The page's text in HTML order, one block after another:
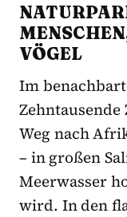
VÖGEL
Im
Zehntausende
Weg nach
– in großen
Meerwasser
wird. In den